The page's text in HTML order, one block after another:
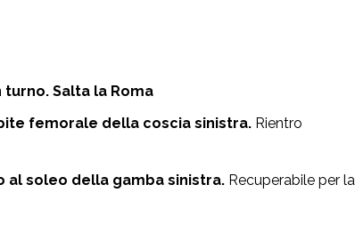
turno. Salta la Roma
femorale della coscia sinistra. Rientro
al soleo della gamba sinistra. Recuperabile per la